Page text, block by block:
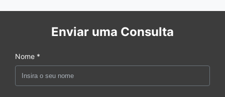
Enviar uma Consulta
Nome *